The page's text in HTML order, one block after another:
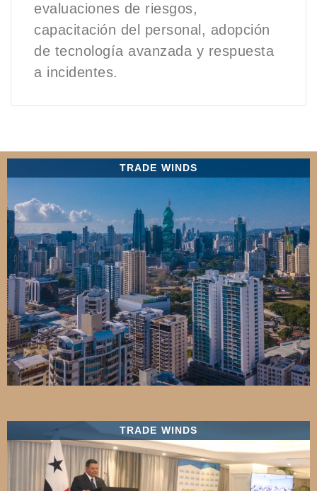
evaluaciones de riesgos,
capacitación del personal, adopción
de tecnología avanzada y respuesta
a incidentes.
TRADE WINDS
TRADE WINDS